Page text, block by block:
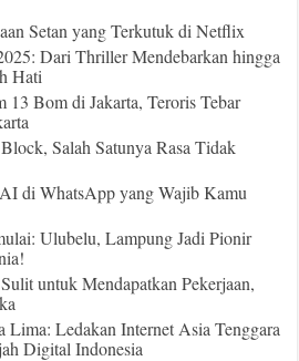
Setan yang Terkutuk di Netflix
Dari Thriller Mendebarkan hingga
Hati
13 Bom di Jakarta, Teroris Tebar
Salah Satunya Rasa Tidak
di WhatsApp yang Wajib Kamu
Ulubelu, Lampung Jadi Pionir
untuk Mendapatkan Pekerjaan,
Lima: Ledakan Internet Asia Tenggara
Digital Indonesia